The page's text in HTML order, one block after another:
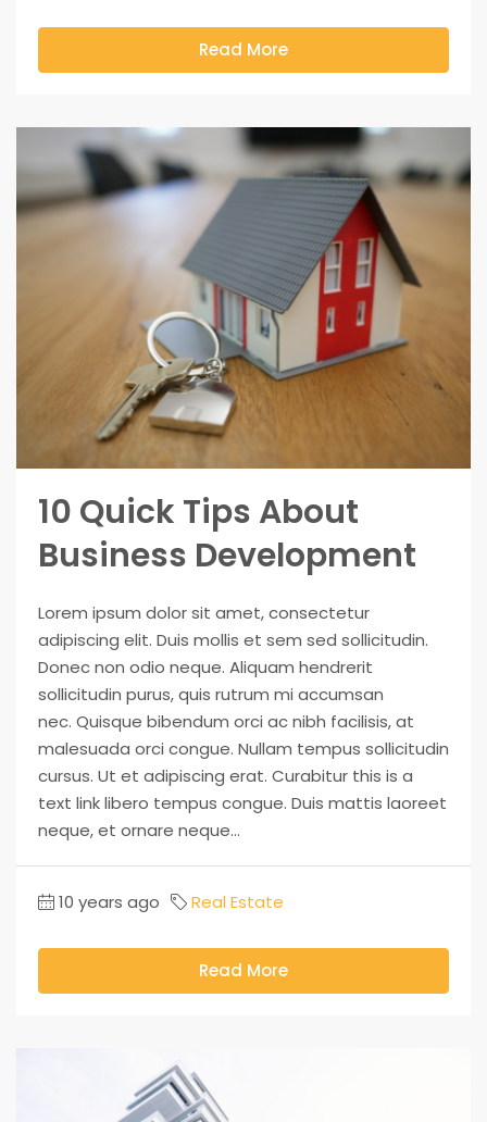
Read More
10 Quick Tips About
Business Development
Lorem ipsum dolor sit amet, consectetur
adipiscing elit. Duis mollis et sem sed sollicitudin.
Donec non odio neque. Aliquam hendrerit
sollicitudin purus, quis rutrum mi accumsan
nec. Quisque bibendum orci ac nibh facilisis, at
malesuada orci congue. Nullam tempus sollicitudin
cursus. Ut et adipiscing erat. Curabitur this is a
text link libero tempus congue. Duis mattis laoreet
neque, et ornare neque...
10 years ago Real Estate
Read More